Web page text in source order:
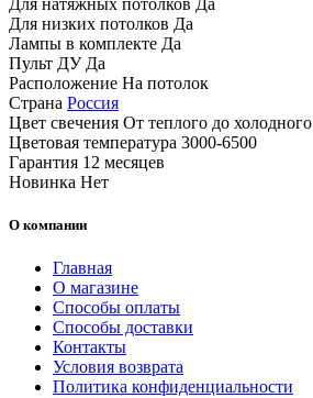
Для натяжных потолков Да
Для низких потолков Да
Лампы в комплекте Да
Пульт ДУ Да
Расположение На потолок
Страна Россия
Цвет свечения От теплого до холодного
Цветовая температура 3000-6500
Гарантия 12 месяцев
Новинка Нет
О компании
Главная
О магазине
Способы оплаты
Способы доставки
Контакты
Условия возврата
Политика конфиденциальности